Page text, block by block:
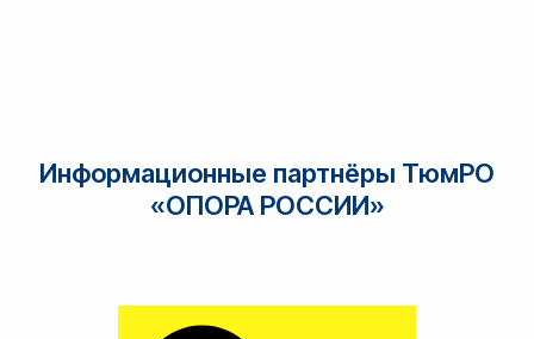
Информационные партнёры ТюмРО
«ОПОРА РОССИИ»